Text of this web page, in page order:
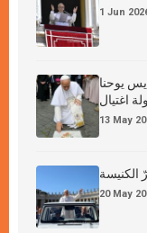
1 Jun
يوحنا
اغتيال
13 May
الكنيسة
20 May